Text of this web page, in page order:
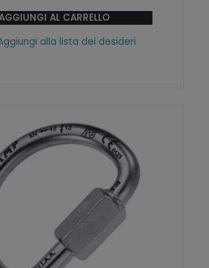
AL CARRELLO
alla lista dei desideri